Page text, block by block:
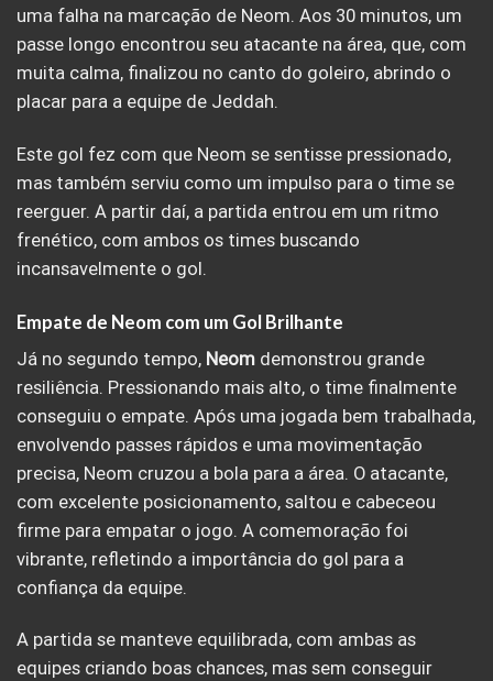
uma falha na marcação de Neom. Aos 30 minutos, um
passe longo encontrou seu atacante na área, que, com
muita calma, finalizou no canto do goleiro, abrindo o
placar para a equipe de Jeddah.
Este gol fez com que Neom se sentisse pressionado,
mas também serviu como um impulso para o time se
reerguer. A partir daí, a partida entrou em um ritmo
frenético, com ambos os times buscando
incansavelmente o gol.
Empate de Neom com um Gol Brilhante
Já no segundo tempo, Neom demonstrou grande
resiliência. Pressionando mais alto, o time finalmente
conseguiu o empate. Após uma jogada bem trabalhada,
envolvendo passes rápidos e uma movimentação
precisa, Neom cruzou a bola para a área. O atacante,
com excelente posicionamento, saltou e cabeceou
firme para empatar o jogo. A comemoração foi
vibrante, refletindo a importância do gol para a
confiança da equipe.
A partida se manteve equilibrada, com ambas as
equipes criando boas chances, mas sem conseguir